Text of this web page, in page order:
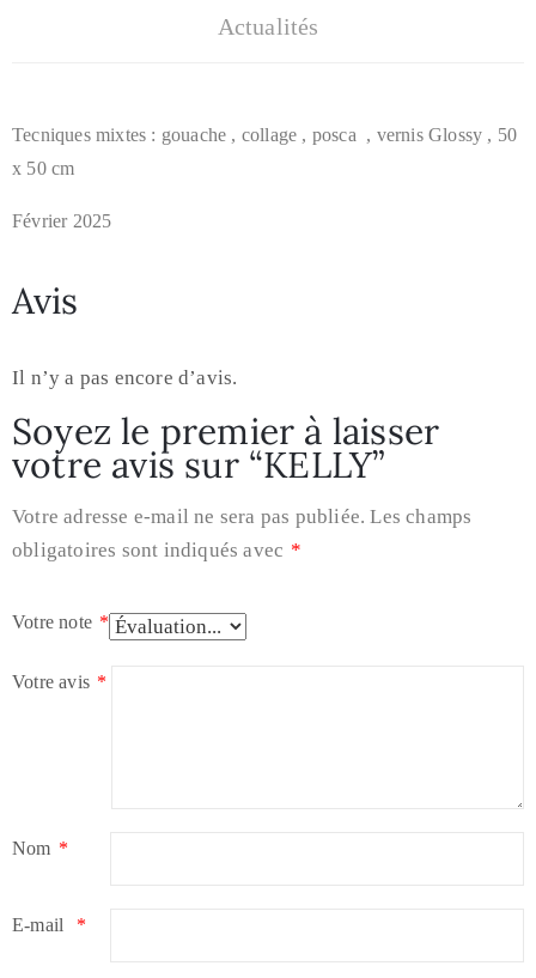
Actualités
Tecniques mixtes : gouache , collage , posca , vernis Glossy , 50
x 50 cm
Février 2025
Avis
Il n’y a pas encore d’avis.
Soyez le premier à laisser
votre avis sur “KELLY”
Votre adresse e-mail ne sera pas publiée. Les champs
obligatoires sont indiqués avec *
Votre note *
Votre avis *
Nom *
E-mail *